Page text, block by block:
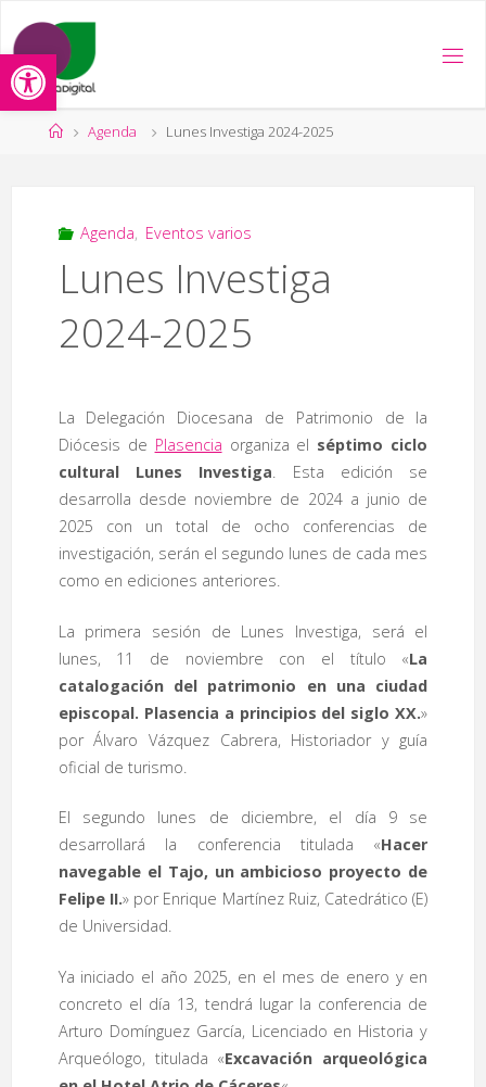
Abrir barra de herramientas
contenido
PáginaAgenda Lunes Investiga 2024-2025
Agenda, Eventos varios
Lunes Investiga
2024-2025
La Delegación Diocesana de Patrimonio de la
Diócesis de Plasencia organiza el séptimo ciclo
cultural Lunes Investiga. Esta edición se
desarrolla desde noviembre de 2024 a junio de
2025 con un total de ocho conferencias de
investigación, serán el segundo lunes de cada mes
como en ediciones anteriores.
La primera sesión de Lunes Investiga, será el
lunes, 11 de noviembre con el título «La
catalogación del patrimonio en una ciudad
episcopal. Plasencia a principios del siglo XX.»
por Álvaro Vázquez Cabrera, Historiador y guía
oficial de turismo.
El segundo lunes de diciembre, el día 9 se
desarrollará la conferencia titulada «Hacer
navegable el Tajo, un ambicioso proyecto de
Felipe II.» por Enrique Martínez Ruiz, Catedrático (E)
de Universidad.
Ya iniciado el año 2025, en el mes de enero y en
concreto el día 13, tendrá lugar la conferencia de
Arturo Domínguez García, Licenciado en Historia y
Arqueólogo, titulada «Excavación arqueológica